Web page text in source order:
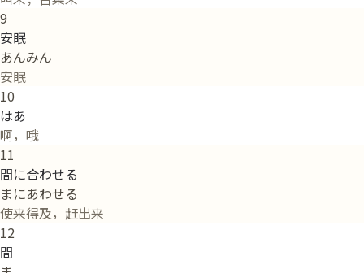
9
安眠
あんみん
安眠
10
はあ
啊，哦
11
間に合わせる
まにあわせる
使来得及，赶出来
12
間